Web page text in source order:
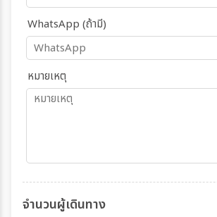
WhatsApp (ถ้ามี)
หมายเหตุ
จำนวนผู้เดินทาง